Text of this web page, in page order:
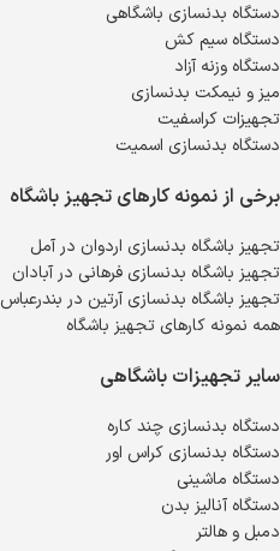
دستگاه بدنسازی باشگاهی
دستگاه سیم کش
دستگاه وزنه آزاد
میز و نیمکت بدنسازی
تجهیزات کراسفیت
دستگاه بدنسازی اسمیت
برخی از نمونه کارهای تجهیز باشگاه
تجهیز باشگاه بدنسازی اردوان در آمل
تجهیز باشگاه بدنسازی فرهانی در آبادان
تجهیز باشگاه بدنسازی آرتین در بندرعباس
همه نمونه کارهای تجهیز باشگاه
سایر تجهیزات باشگاهی
دستگاه بدنسازی چند کاره
دستگاه بدنسازی کراس اور
دستگاه ماشینی
دستگاه آنالیز بدن
دمبل و هالتر